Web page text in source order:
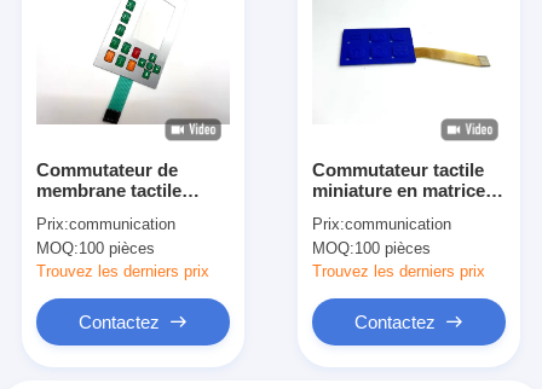
Commutateur de
membrane tactile
technologie avancée
pour des
performances
Prix:communication
MOQ:100 pièces
Trouvez les derniers prix
Contactez
Commutateur tactile
miniature en matrice
sérigraphie en
polyester
Prix:communication
MOQ:100 pièces
Trouvez les derniers prix
Contactez